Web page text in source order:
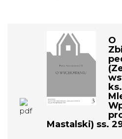
O
Mastalski) ss.